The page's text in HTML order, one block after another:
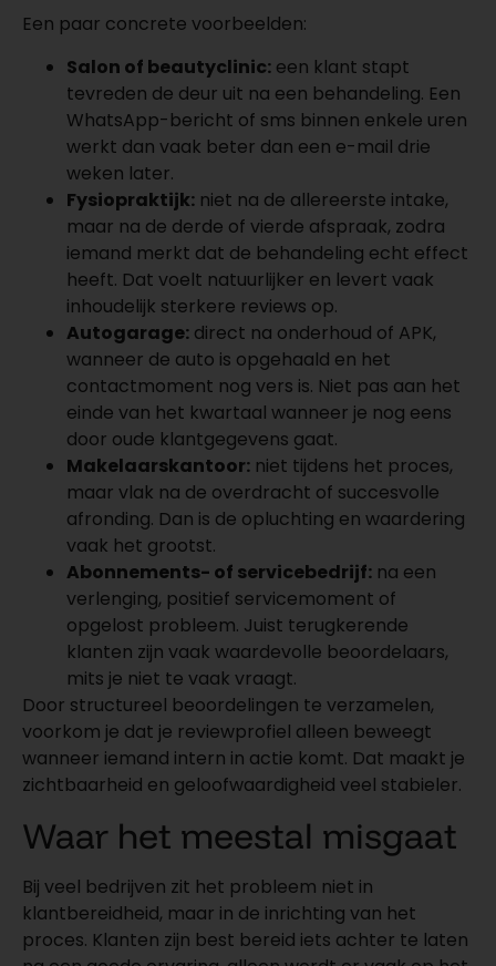
Een paar concrete voorbeelden:
Salon of beautyclinic: een klant stapt
tevreden de deur uit na een behandeling. Een
WhatsApp-bericht of sms binnen enkele uren
werkt dan vaak beter dan een e-mail drie
weken later.
Fysiopraktijk: niet na de allereerste intake,
maar na de derde of vierde afspraak, zodra
iemand merkt dat de behandeling echt effect
heeft. Dat voelt natuurlijker en levert vaak
inhoudelijk sterkere reviews op.
Autogarage: direct na onderhoud of APK,
wanneer de auto is opgehaald en het
contactmoment nog vers is. Niet pas aan het
einde van het kwartaal wanneer je nog eens
door oude klantgegevens gaat.
Makelaarskantoor: niet tijdens het proces,
maar vlak na de overdracht of succesvolle
afronding. Dan is de opluchting en waardering
vaak het grootst.
Abonnements- of servicebedrijf: na een
verlenging, positief servicemoment of
opgelost probleem. Juist terugkerende
klanten zijn vaak waardevolle beoordelaars,
mits je niet te vaak vraagt.
Door structureel beoordelingen te verzamelen,
voorkom je dat je reviewprofiel alleen beweegt
wanneer iemand intern in actie komt. Dat maakt je
zichtbaarheid en geloofwaardigheid veel stabieler.
Waar het meestal misgaat
Bij veel bedrijven zit het probleem niet in
klantbereidheid, maar in de inrichting van het
proces. Klanten zijn best bereid iets achter te laten